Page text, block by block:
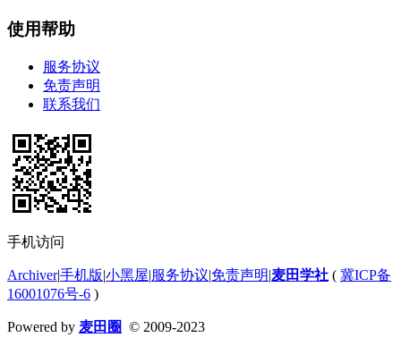
使用帮助
服务协议
免责声明
联系我们
手机访问
Archiver|手机版|小黑屋|服务协议|免责声明|麦田学社 ( 冀ICP备
16001076号-6 )
Powered by 麦田圈 © 2009-2023